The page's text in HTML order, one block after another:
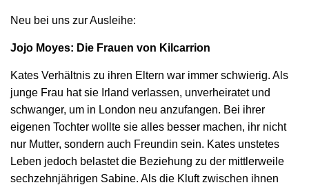
Neu bei uns zur Ausleihe:
Jojo Moyes: Die Frauen von Kilcarrion
Kates Verhältnis zu ihren Eltern war immer schwierig. Als
junge Frau hat sie Irland verlassen, unverheiratet und
schwanger, um in London neu anzufangen. Bei ihrer
eigenen Tochter wollte sie alles besser machen, ihr nicht
nur Mutter, sondern auch Freundin sein. Kates unstetes
Leben jedoch belastet die Beziehung zu der mittlerweile
sechzehnjährigen Sabine. Als die Kluft zwischen ihnen